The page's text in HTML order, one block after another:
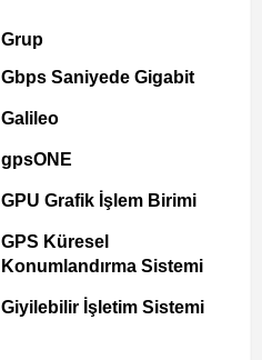
Grup
Gbps Saniyede Gigabit
Galileo
gpsONE
GPU Grafik İşlem Birimi
GPS Küresel
Konumlandırma Sistemi
Giyilebilir İşletim Sistemi